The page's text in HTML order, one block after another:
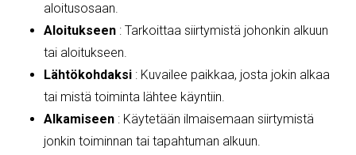
aloitusosaan.
Aloitukseen : Tarkoittaa siirtymistä johonkin alkuun
tai aloitukseen.
Lähtökohdaksi : Kuvailee paikkaa, josta jokin alkaa
tai mistä toiminta lähtee käyntiin.
Alkamiseen : Käytetään ilmaisemaan siirtymistä
jonkin toiminnan tai tapahtuman alkuun.